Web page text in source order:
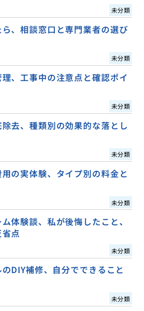
未分類
、相談窓口と専門業者の選び
未分類
、工事中の注意点と確認ポイ
未分類
去、種類別の効果的な落とし
未分類
の実体験、タイプ別の料金と
未分類
体験談、私が後悔したこと、
点
未分類
DIY補修、自分でできること
未分類